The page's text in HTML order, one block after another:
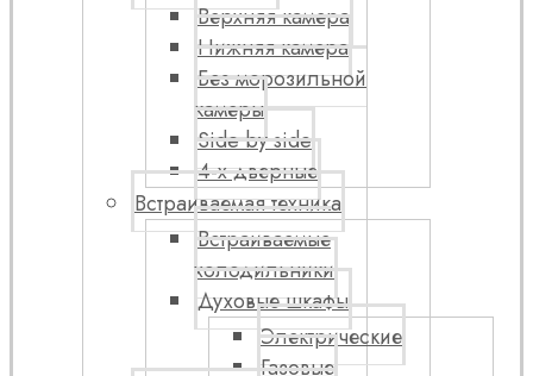
Верхняя камера
Нижняя камера
Без морозильной
камеры
Side by side
4-х дверные
Встраиваемая техника
Встраиваемые
холодильники
Духовые шкафы
Электрические
Газовые